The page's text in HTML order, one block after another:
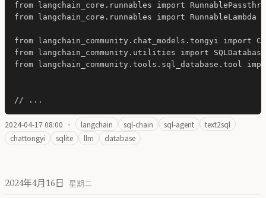
from langchain_core.runnables import
from langchain_core.runnables import RunnableLambda
from langchain_community.chat_models.tongyi import
from langchain_community.utilities import SQLDatabase
from langchain_community.tools.sql_database.tool
2024-04-17 08:00 · langchain sql-chain sql-agent
text2sql
chattongyi
sqlite llm database
2024年4月16日 星期二